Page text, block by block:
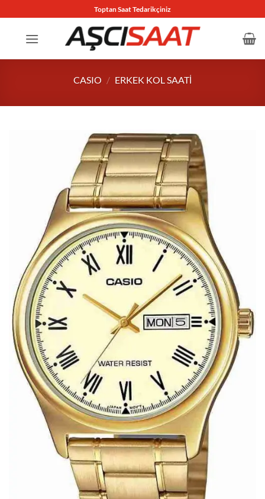
atla
Toptan Saat Tedarikçiniz
CASIO / ERKEK KOL SAATI